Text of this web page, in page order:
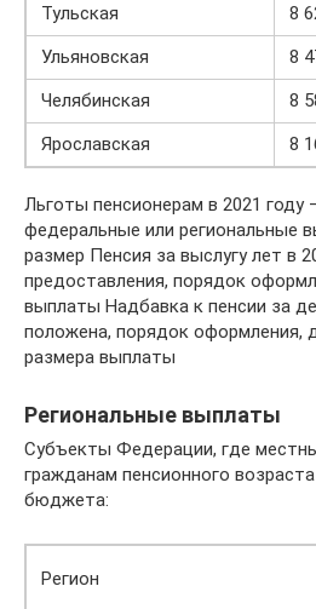
Тульская
8
Ульяновская
8
Челябинская
8
Ярославская
8
Льготы пенсионерам в 2021 году
федеральные или региональные
размер Пенсия за выслугу лет в
предоставления, порядок
выплаты Надбавка к пенсии за
положена, порядок оформления,
размера выплаты
Региональные выплаты
Субъекты Федерации, где
гражданам пенсионного
бюджета:
Регион